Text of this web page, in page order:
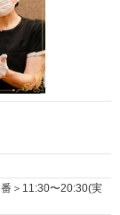
＞11:30〜20:30(実